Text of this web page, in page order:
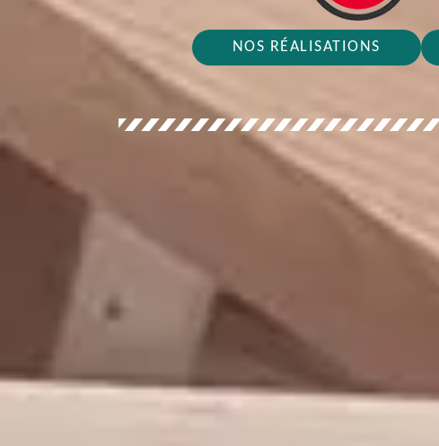
NOS RÉALISATIONS